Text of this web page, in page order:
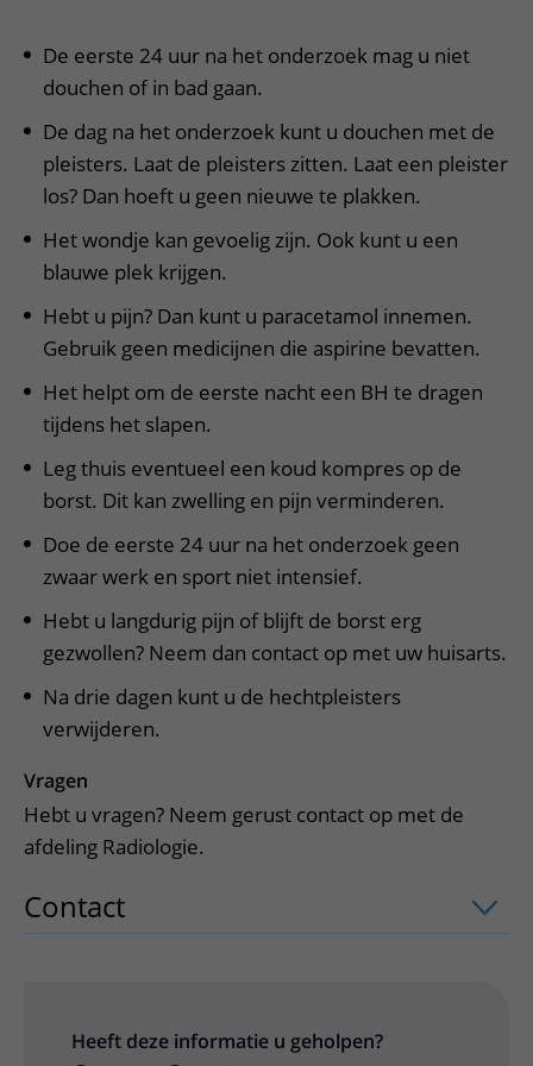
Het Wilhelmina Kinderziekenhuis
Wachttijden
Bezoektijden
Wijzigen patiëntgegevens
Mijn UMC Utrecht patiëntportaal
Bezoekregels
Parkeren
Contact met polikliniek
Contact met verpleegafdeling
Het Wilhelmina Kinderziekenhuis
Diagnostiek aanvragen
Zorgverlenersportaal
Over UMC Utrecht
Research
Onderwijs
Werken bij het UMC Utrecht
De eerste 24 uur na het onderzoek mag u niet
douchen of in bad gaan.
De dag na het onderzoek kunt u douchen met de
pleisters. Laat de pleisters zitten. Laat een pleister
los? Dan hoeft u geen nieuwe te plakken.
Het wondje kan gevoelig zijn. Ook kunt u een
blauwe plek krijgen.
Hebt u pijn? Dan kunt u paracetamol innemen.
Gebruik geen medicijnen die aspirine bevatten.
Het helpt om de eerste nacht een BH te dragen
tijdens het slapen.
Leg thuis eventueel een koud kompres op de
borst. Dit kan zwelling en pijn verminderen.
Doe de eerste 24 uur na het onderzoek geen
zwaar werk en sport niet intensief.
Hebt u langdurig pijn of blijft de borst erg
gezwollen? Neem dan contact op met uw huisarts.
Na drie dagen kunt u de hechtpleisters
verwijderen.
Vragen
Hebt u vragen? Neem gerust contact op met de
afdeling Radiologie.
Contact uitklapper, klik om te openen
Heeft deze informatie u geholpen?